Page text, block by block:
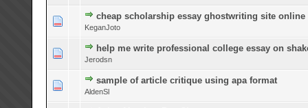
cheap scholarship essay ghostwriting site online
KeganJoto
0 Bewertung(en) - 0 von 5 durchschnittlich
12 345
help me write professional college essay on
Jerodsn
0 Bewertung(en) - 0 von 5 durchschnittlich
12345
sample of article critique using apa format
AldenSl
0 Bewertung(en) - 0 von 5 durchschnittlich
123 45